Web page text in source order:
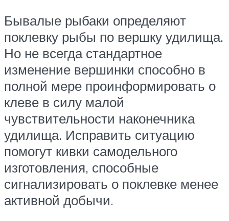
Бывалые рыбаки определяют
поклевку рыбы по вершку удилища.
Но не всегда стандартное
изменение вершинки способно в
полной мере проинформировать о
клеве в силу малой
чувствительности наконечника
удилища. Исправить ситуацию
помогут кивки самодельного
изготовления, способные
сигнализировать о поклевке менее
активной добычи.